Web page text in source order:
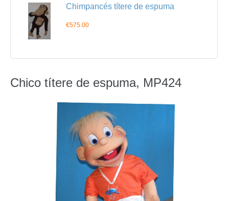
Chimpancés títere de espuma
€575.00
Chico títere de espuma, MP424